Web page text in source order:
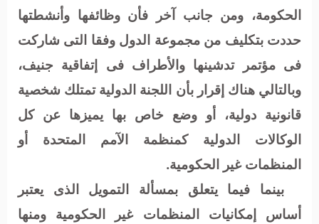
الحكومة، ومن جانب آخر فأن وظائفها وأنشطتها
حددت بتكليف من مجموعة الدول وفقا التى شاركت
فى مؤتمر تدشينها والأطراف فى إتفاقية جنيف،
وبالتالي هناك إقرار بأن اللجنة الدولية تمتلك شخصية
قانونية دولية، أو وضع خاص بها يميزها عن كل
الوكالات الدولية كمنظمة الآمم المتحدة أو
المنظمات غير الحكومية.
بينما فيما يتعلق بمسألة التمويل الذى يعتبر
أساس إمكانيات المنظمات غير الحكومية ومنها